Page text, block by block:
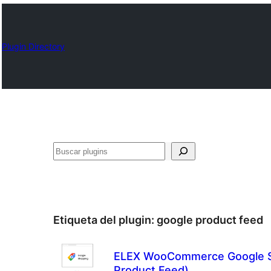
Plugin Directory
Buscar
Etiqueta del plugin: google product feed
ELEX WooCommerce Google